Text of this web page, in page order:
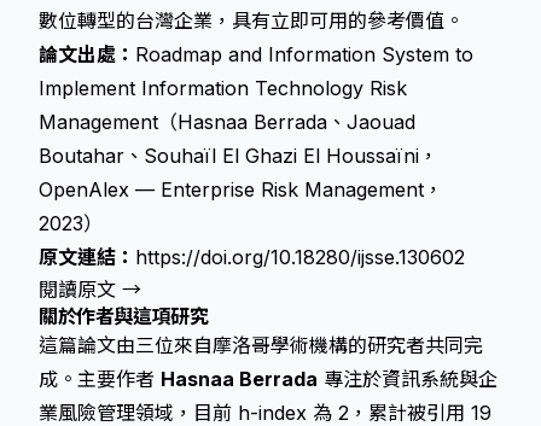
數位轉型的台灣企業，具有立即可用的參考價值。
論文出處： Roadmap and Information System to
Implement Information Technology Risk
Management（Hasnaa Berrada、Jaouad
Boutahar、Souhaïl El Ghazi El Houssaïni，
OpenAlex — Enterprise Risk Management，
2023）
原文連結： https://doi.org/10.18280/ijsse.130602
閱讀原文 →
關於作者與這項研究
這篇論文由三位來自摩洛哥學術機構的研究者共同完
成。主要作者 Hasnaa Berrada 專注於資訊系統與企
業風險管理領域，目前 h-index 為 2，累計被引用 19